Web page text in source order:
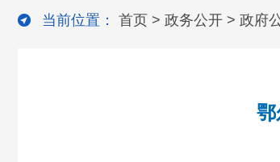
当前位置： 首页 > 政务公开 > 政府
鄂